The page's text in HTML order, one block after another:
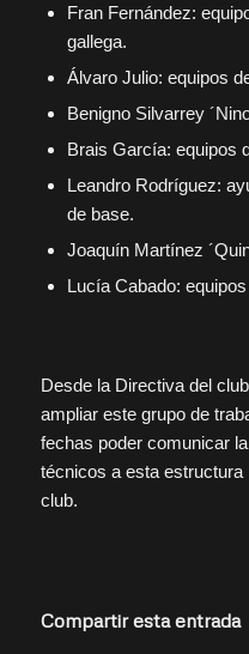
Fran Fernández:
gallega.
Álvaro Julio: equipos
Benigno Silvarrey
Brais García: equipos
Leandro Rodríguez:
de base.
Joaquín Martínez
Lucía Cabado:
Desde la Directiva del
ampliar este grupo de
fechas poder comunicar
técnicos a esta estructura
club.
Compartir esta entrada